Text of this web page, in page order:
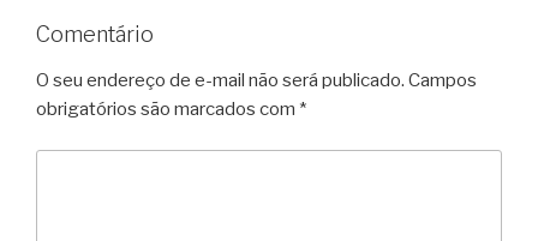
Comentário
O seu endereço de e-mail não será publicado. Campos
obrigatórios são marcados com *